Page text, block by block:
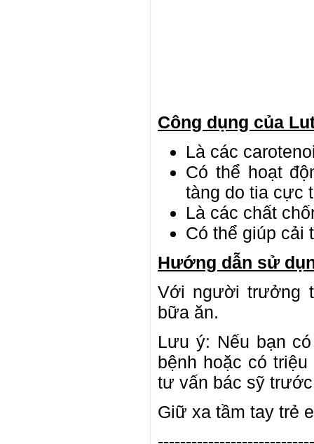
Công dụng của
Là các
Có thể hoạt
tàng do tia cực
Là các chất
Có thể giúp cải
Hướng dẫn sử
Với người trưởng
bữa ăn.
Lưu ý: Nếu bạn
bệnh hoặc có
tư vấn bác sỹ
Giữ xa tầm tay trẻ